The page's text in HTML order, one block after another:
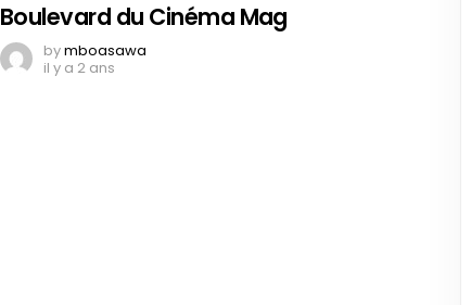
Boulevard du Cinéma Mag
bymboasawa
il y a 2 ans